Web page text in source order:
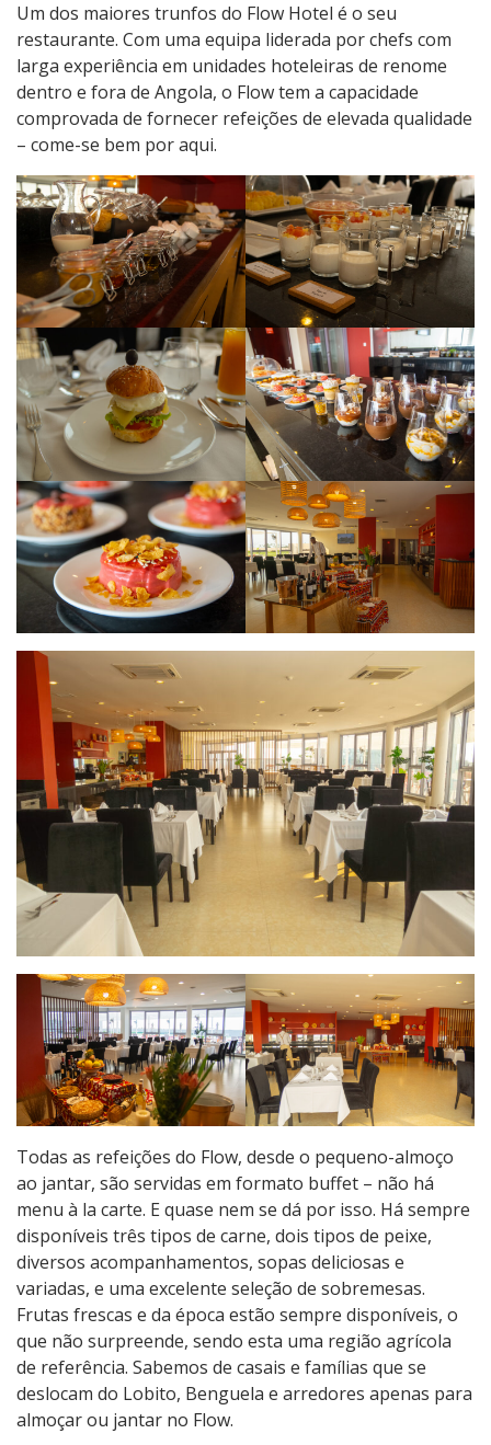
Um dos maiores trunfos do Flow Hotel é o seu
restaurante. Com uma equipa liderada por chefs com
larga experiência em unidades hoteleiras de renome
dentro e fora de Angola, o Flow tem a capacidade
comprovada de fornecer refeições de elevada qualidade
– come-se bem por aqui.
Todas as refeições do Flow, desde o pequeno-almoço
ao jantar, são servidas em formato buffet – não há
menu à la carte. E quase nem se dá por isso. Há sempre
disponíveis três tipos de carne, dois tipos de peixe,
diversos acompanhamentos, sopas deliciosas e
variadas, e uma excelente seleção de sobremesas.
Frutas frescas e da época estão sempre disponíveis, o
que não surpreende, sendo esta uma região agrícola
de referência. Sabemos de casais e famílias que se
deslocam do Lobito, Benguela e arredores apenas para
almoçar ou jantar no Flow.